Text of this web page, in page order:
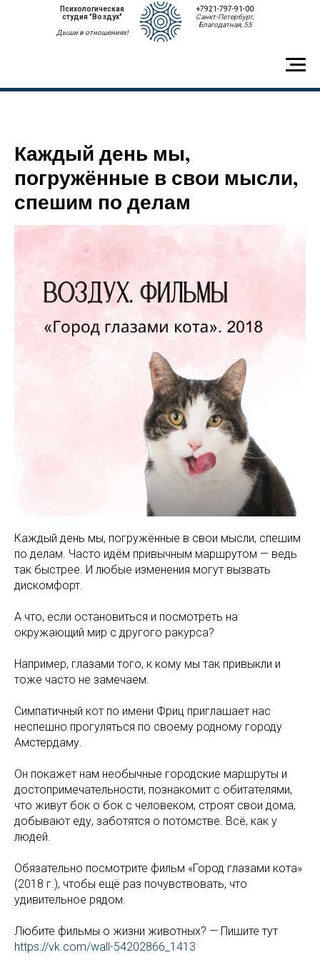
Психологическая
студия "Воздух"
Дыши в отношениях!
+7921-797-91-00
Санкт-Петербург,
Благодатная, 55
Каждый день мы,
погружённые в свои мысли,
спешим по делам
Каждый день мы, погружённые в свои мысли, спешим
по делам. Часто идём привычным маршрутом — ведь
так быстрее. И любые изменения могут вызвать
дискомфорт.
А что, если остановиться и посмотреть на
окружающий мир с другого ракурса?
Например, глазами того, к кому мы так привыкли и
тоже часто не замечаем.
Симпатичный кот по имени Фриц приглашает нас
неспешно прогуляться по своему родному городу
Амстердаму.
Он покажет нам необычные городские маршруты и
достопримечательности, познакомит с обитателями,
что живут бок о бок с человеком, строят свои дома,
добывают еду, заботятся о потомстве. Всё, как у
людей.
Обязательно посмотрите фильм «Город глазами кота»
(2018 г.), чтобы ещё раз почувствовать, что
удивительное рядом.
Любите фильмы о жизни животных? — Пишите тут
https://vk.com/wall-54202866_1413